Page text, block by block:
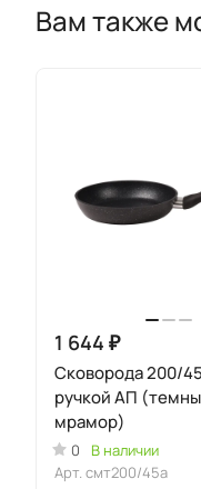
Вам также
1 644 ₽
Сковорода 200/
ручкой АП
мрамор)
0
В наличии
Арт. смт200/45а